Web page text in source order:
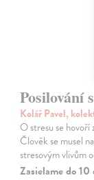
Posilování
Kolář Pavel,
O stresu se hovoří
Člověk se musel
stresovým vlivům
Zasielame do 10